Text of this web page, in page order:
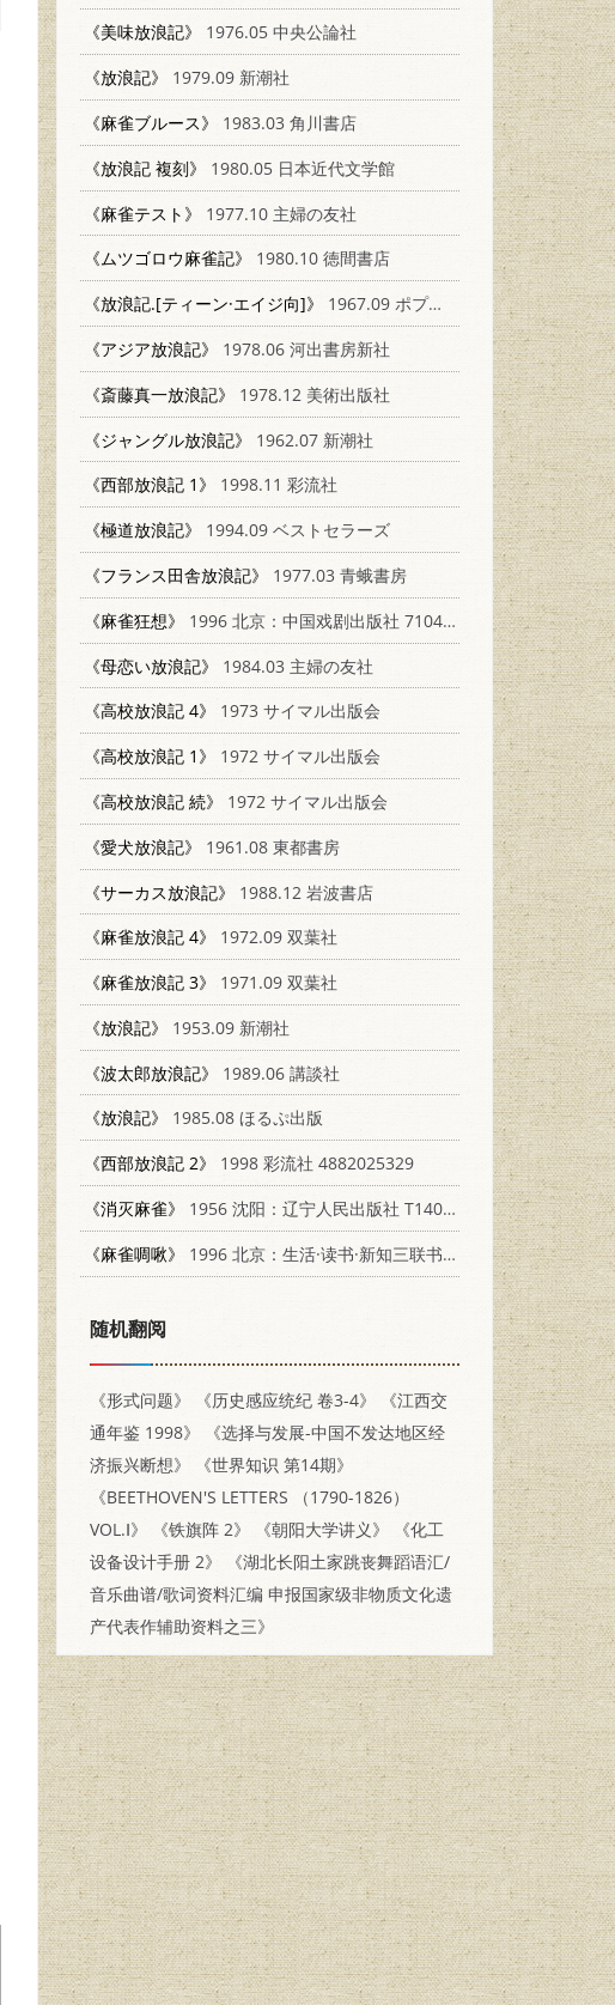
《美味放浪記》
1976.05 中央公論社
《放浪記》
1979.09 新潮社
《麻雀ブルース》
1983.03 角川書店
《放浪記 複刻》
1980.05 日本近代文学館
《麻雀テスト》
1977.10 主婦の友社
《ムツゴロウ麻雀記》
1980.10 徳間書店
《放浪記.[ティーン·エイジ向]》
1967.09 ポプラ社
《アジア放浪記》
1978.06 河出書房新社
《斎藤真一放浪記》
1978.12 美術出版社
《ジャングル放浪記》
1962.07 新潮社
《西部放浪記 1》
1998.11 彩流社
《極道放浪記》
1994.09 ベストセラーズ
《フランス田舎放浪記》
1977.03 青蛾書房
《麻雀狂想》
1996 北京：中国戏剧出版社 710400775X
《母恋い放浪記》
1984.03 主婦の友社
《高校放浪記 4》
1973 サイマル出版会
《高校放浪記 1》
1972 サイマル出版会
《高校放浪記 続》
1972 サイマル出版会
《愛犬放浪記》
1961.08 東都書房
《サーカス放浪記》
1988.12 岩波書店
《麻雀放浪記 4》
1972.09 双葉社
《麻雀放浪記 3》
1971.09 双葉社
《放浪記》
1953.09 新潮社
《波太郎放浪記》
1989.06 講談社
《放浪記》
1985.08 ほるぷ出版
《西部放浪記 2》
1998 彩流社 4882025329
《消灭麻雀》
1956 沈阳：辽宁人民出版社 T14091·1
《麻雀啁啾》
1996 北京：生活·读书·新知三联书店 710800870X
随机翻阅
《形式问题》 《历史感应统纪 卷3-4》
《江西交
通年鉴 1998》
《选择与发展-中国不发达地区经
济振兴断想》
《世界知识 第14期》
《BEETHOVEN'S LETTERS （1790-1826）
VOL.Ⅰ》
《铁旗阵 2》 《朝阳大学讲义》
《化工
设备设计手册 2》
《湖北长阳土家跳丧舞蹈语汇/
音乐曲谱/歌词资料汇编 申报国家级非物质文化遗
产代表作辅助资料之三》